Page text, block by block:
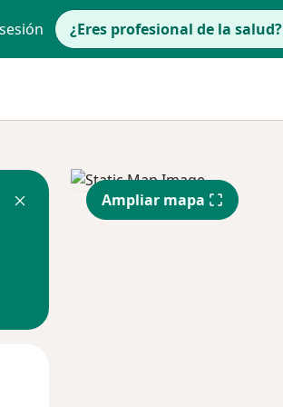
¿Eres profesional de la salud?
Ampliar mapa